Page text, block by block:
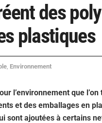
des
plastiques
Environnement
l’environnement que
et des emballages en
sont ajoutées à certains